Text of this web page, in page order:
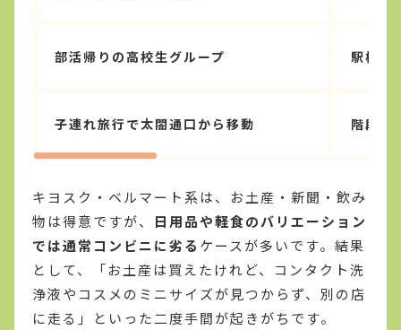
部活帰りの高校生グループ 駅構内
子連れ旅行で太閤通口から移動 階段途
キヨスク・ベルマート系は、お土産・新聞・飲み
物は得意ですが、 日用品や軽食のバリエーション
では通常コンビニに劣る ケースが多いです。結果
として、「お土産は買えたけれど、コンタクト洗
浄液やコスメのミニサイズが見つからず、別の店
に走る」といった二度手間が起きがちです。